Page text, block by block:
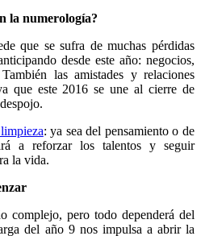
la numerología?
que se sufra de muchas pérdidas
desde este año: negocios,
las amistades y relaciones
que este 2016 se une al cierre de
: ya sea del pensamiento o de
a reforzar los talentos y seguir
la vida.
complejo, pero todo dependerá del
del año 9 nos impulsa a abrir la